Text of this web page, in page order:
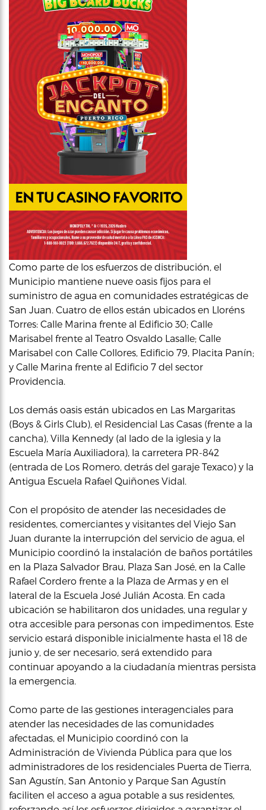
Como parte de los esfuerzos de distribución, el
Municipio mantiene nueve oasis fijos para el
suministro de agua en comunidades estratégicas de
San Juan. Cuatro de ellos están ubicados en Lloréns
Torres: Calle Marina frente al Edificio 30; Calle
Marisabel frente al Teatro Osvaldo Lasalle; Calle
Marisabel con Calle Collores, Edificio 79, Placita Panín;
y Calle Marina frente al Edificio 7 del sector
Providencia.
Los demás oasis están ubicados en Las Margaritas
(Boys & Girls Club), el Residencial Las Casas (frente a la
cancha), Villa Kennedy (al lado de la iglesia y la
Escuela María Auxiliadora), la carretera PR-842
(entrada de Los Romero, detrás del garaje Texaco) y la
Antigua Escuela Rafael Quiñones Vidal.
Con el propósito de atender las necesidades de
residentes, comerciantes y visitantes del Viejo San
Juan durante la interrupción del servicio de agua, el
Municipio coordinó la instalación de baños portátiles
en la Plaza Salvador Brau, Plaza San José, en la Calle
Rafael Cordero frente a la Plaza de Armas y en el
lateral de la Escuela José Julián Acosta. En cada
ubicación se habilitaron dos unidades, una regular y
otra accesible para personas con impedimentos. Este
servicio estará disponible inicialmente hasta el 18 de
junio y, de ser necesario, será extendido para
continuar apoyando a la ciudadanía mientras persista
la emergencia.
Como parte de las gestiones interagenciales para
atender las necesidades de las comunidades
afectadas, el Municipio coordinó con la
Administración de Vivienda Pública para que los
administradores de los residenciales Puerta de Tierra,
San Agustín, San Antonio y Parque San Agustín
faciliten el acceso a agua potable a sus residentes,